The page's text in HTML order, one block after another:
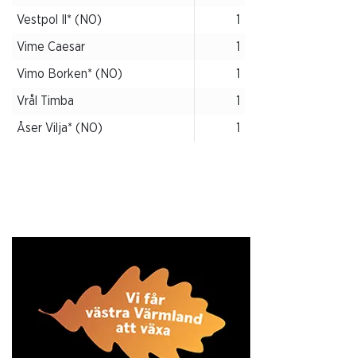
Vestpol Il* (NO) 1
Vime Caesar 1
Vimo Borken* (NO) 1
Vrål Timba 1
Åser Vilja* (NO) 1